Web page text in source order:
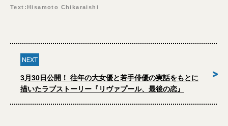
Text:Hisamoto Chikaraishi
NEXT
3月30日公開！ 往年の大女優と若手俳優の実話をもとに
描いたラブストーリー『リヴァプール、最後の恋』
>